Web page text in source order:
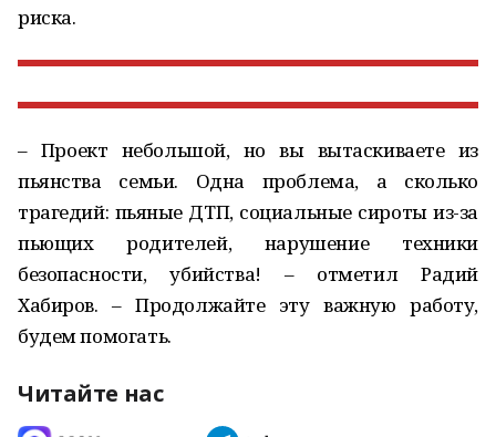
риска.
– Проект небольшой, но вы вытаскиваете из
пьянства семьи. Одна проблема, а сколько
трагедий: пьяные ДТП, социальные сироты из-за
пьющих родителей, нарушение техники
безопасности, убийства! – отметил Радий
Хабиров. – Продолжайте эту важную работу,
будем помогать.
Читайте нас